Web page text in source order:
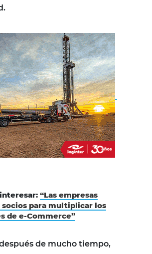
“Las empresas
socios para multiplicar los
de e-Commerce”
de mucho tiempo,